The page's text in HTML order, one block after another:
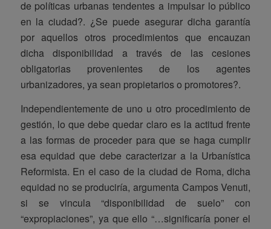
de políticas urbanas tendentes a impulsar lo público
en la ciudad?. ¿Se puede asegurar dicha garantía
por aquellos otros procedimientos que encauzan
dicha disponibilidad a través de las cesiones
obligatorias provenientes de los agentes
urbanizadores, ya sean propietarios o promotores?.
Independientemente de uno u otro procedimiento de
gestión, lo que debe quedar claro es la actitud frente
a las formas de proceder para que se haga cumplir
esa equidad que debe caracterizar a la Urbanística
Reformista. En el caso de la ciudad de Roma, dicha
equidad no se produciría, argumenta Campos Venuti,
si se vincula “disponibilidad de suelo” con
“expropiaciones”, ya que ello “…significaría poner el